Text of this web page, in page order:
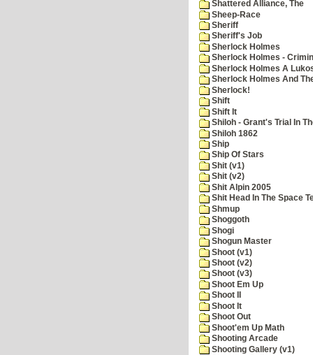
Shattered Alliance, The
Sheep-Race
Sheriff
Sheriff's Job
Sherlock Holmes
Sherlock Holmes -
Sherlock Holmes A
Sherlock Holmes And
Sherlock!
Shift
Shift It
Shiloh - Grant's Trial In
Shiloh 1862
Ship
Ship Of Stars
Shit (v1)
Shit (v2)
Shit Alpin 2005
Shit Head In The Space
Shmup
Shoggoth
Shogi
Shogun Master
Shoot (v1)
Shoot (v2)
Shoot (v3)
Shoot Em Up
Shoot II
Shoot It
Shoot Out
Shoot'em Up Math
Shooting Arcade
Shooting Gallery (v1)